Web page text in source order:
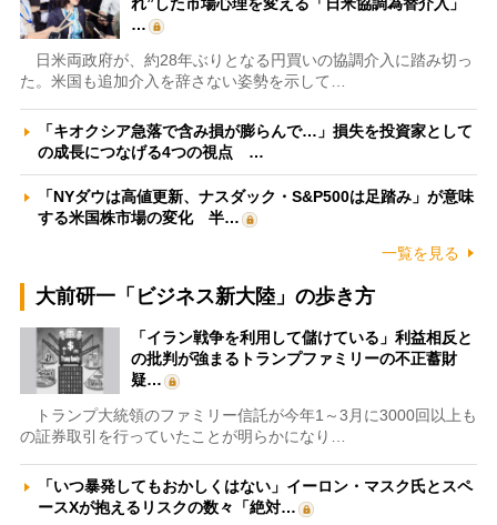
れ”した市場心理を変える「日米協調為替介入」
…
日米両政府が、約28年ぶりとなる円買いの協調介入に踏み切っ
た。米国も追加介入を辞さない姿勢を示して…
「キオクシア急落で含み損が膨らんで…」損失を投資家として
の成長につなげる4つの視点 …
「NYダウは高値更新、ナスダック・S&P500は足踏み」が意味
する米国株市場の変化 半…
一覧を見る
大前研一「ビジネス新大陸」の歩き方
「イラン戦争を利用して儲けている」利益相反と
の批判が強まるトランプファミリーの不正蓄財
疑…
トランプ大統領のファミリー信託が今年1～3月に3000回以上も
の証券取引を行っていたことが明らかになり…
「いつ暴発してもおかしくはない」イーロン・マスク氏とスペ
ースXが抱えるリスクの数々「絶対…